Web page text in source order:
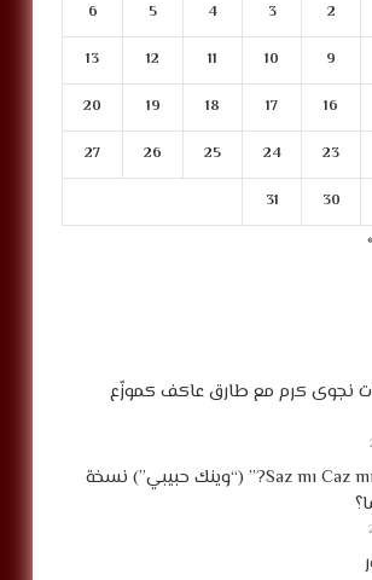
2
3
4
5
6
9
10
11
12
13
16
17
18
19
20
23
24
25
26
27
30
31
نجوى كرم مع طارق عاكف كموزّع
من الأفضل؟: “Saz mı Caz mı?” (“وينك حبيبي”) نسخة